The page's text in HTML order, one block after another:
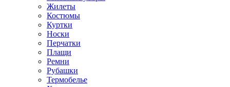
Жилеты
Костюмы
Куртки
Носки
Перчатки
Плащи
Ремни
Рубашки
Термобелье